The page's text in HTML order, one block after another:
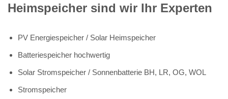
Heimspeicher sind wir Ihr Experten
PV Energiespeicher / Solar Heimspeicher
Batteriespeicher hochwertig
Solar Stromspeicher / Sonnenbatterie BH, LR, OG, WOL
Stromspeicher